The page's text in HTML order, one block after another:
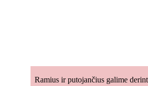
Ramius ir putojančius galime